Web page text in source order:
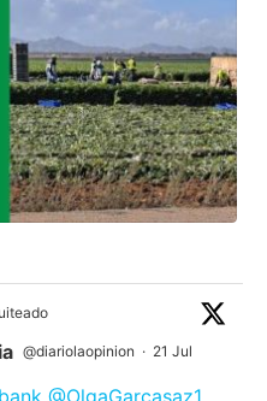
@diariolaopinion · 21 Jul